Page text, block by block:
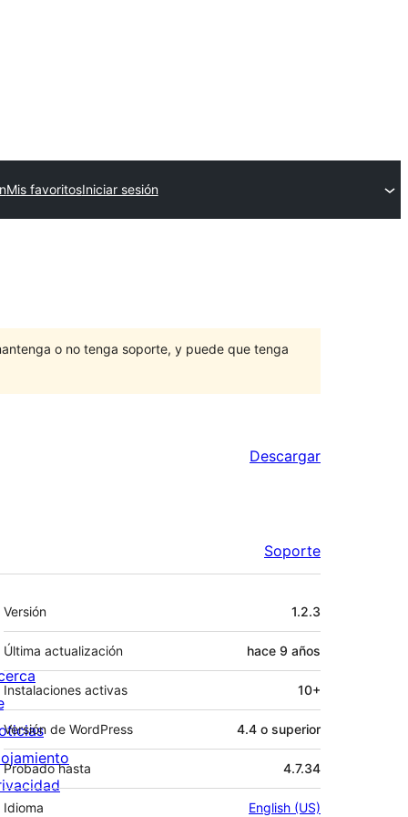
Mis favoritosIniciar sesión
o no tenga soporte, y puede que tenga
Descargar
Soporte
Meta
Versión 1.2.3
Última actualización hace 9 años
Instalaciones activas 10+
Versión de WordPress 4.4 o superior
Probado hasta 4.7.34
Idioma English (US)